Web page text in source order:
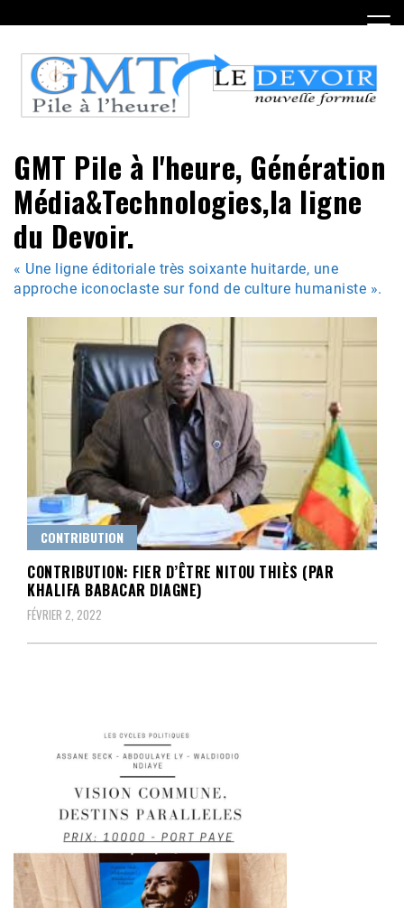
to
content
GMT Pile à l'heure, Génération
Média&Technologies,la ligne
du Devoir.
« Une ligne éditoriale très soixante huitarde, une
approche iconoclaste sur fond de culture humaniste ».
CONTRIBUTION
CONTRIBUTION: FIER D’ÊTRE NITOU THIÈS (PAR
KHALIFA BABACAR DIAGNE)
FÉVRIER 2, 2022